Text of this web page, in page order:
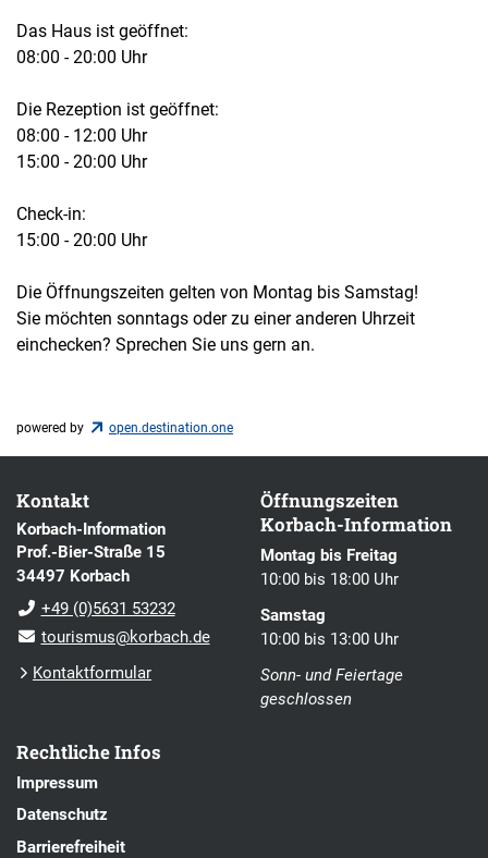
Das Haus ist geöffnet:
08:00 - 20:00 Uhr
Die Rezeption ist geöffnet:
08:00 - 12:00 Uhr
15:00 - 20:00 Uhr
Check-in:
15:00 - 20:00 Uhr
Die Öffnungszeiten gelten von Montag bis Samstag!
Sie möchten sonntags oder zu einer anderen Uhrzeit
einchecken? Sprechen Sie uns gern an.
powered by open.destination.one
Kontakt
Korbach-Information
Prof.-Bier-Straße 15
34497 Korbach
+49 (0)5631 53232
tourismus@korbach.de
Kontaktformular
Öffnungszeiten
Korbach-Information
Montag bis Freitag
10:00 bis 18:00 Uhr
Samstag
10:00 bis 13:00 Uhr
Sonn- und Feiertage
geschlossen
Rechtliche Infos
Impressum
Datenschutz
Barrierefreiheit